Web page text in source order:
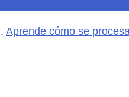
Aprende cómo se